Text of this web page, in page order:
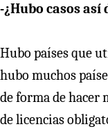
-¿Hubo casos
Hubo países que
hubo muchos
de forma de hacer
de licencias